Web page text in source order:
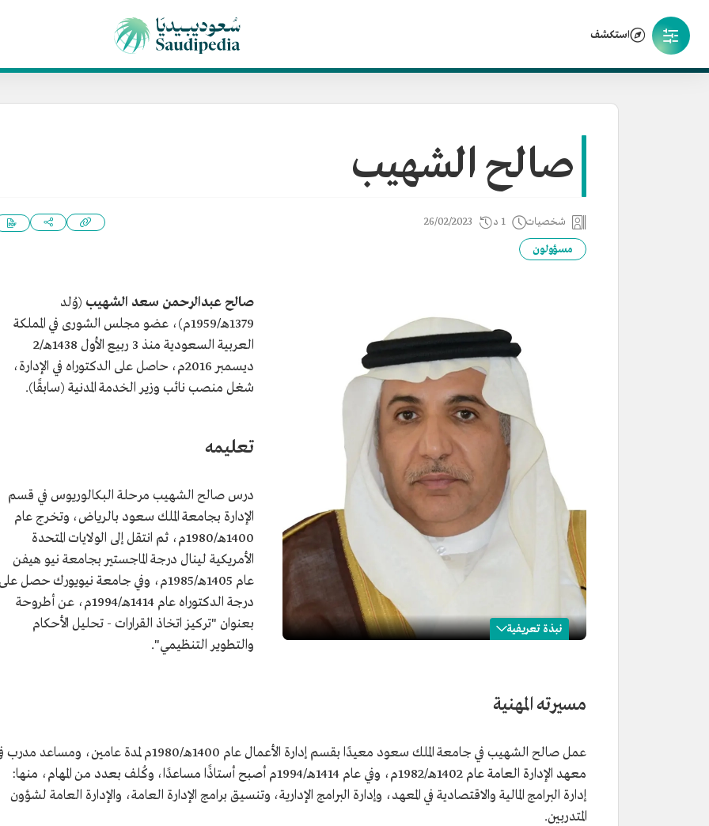
استكشف
صالح الشهيب
شخصيات 1 د 26/02/2023
مسؤولون
نبذة تعريفية
الاسم
تاريخ التعيين
2016م.
تعليمه
بكالوريوس في قسم الإدارة من جامعة الملك
صالح عبدالرحمن سعد الشهيب (وُلد
1379هـ/1959م)، عضو مجلس الشورى في المملكة
العربية السعودية منذ 3 ربيع الأول 1438هـ/2
ديسمبر 2016م، حاصل على الدكتوراه في الإدارة،
شغل منصب نائب وزير الخدمة المدنية (سابقًا).
تعليمه
درس صالح الشهيب مرحلة البكالوريوس في قسم
الإدارة بجامعة الملك سعود بالرياض، وتخرج عام
1400هـ/1980م، ثم انتقل إلى الولايات المتحدة
الأمريكية لينال درجة الماجستير بجامعة نيو هيفن
عام 1405هـ/1985م، وفي جامعة نيويورك حصل
درجة الدكتوراه عام 1414هـ/1994م، عن أطروحة
بعنوان "تركيز اتخاذ القرارات - تحليل الأحكام
والتطوير التنظيمي".
مسيرته المهنية
عمل صالح الشهيب في جامعة الملك سعود معيدًا بقسم إدارة الأعمال عام 1400هـ/1980م لمدة عامين، ومساعد
معهد الإدارة العامة عام 1402هـ/1982م، وفي عام 1414هـ/1994م أصبح أستاذًا مساعدًا، وكُلف بعدد من المهام، منها:
إدارة البرامج المالية والاقتصادية في المعهد، وإدارة البرامج الإدارية، وتنسيق برامج الإدارة العامة، والإدارة العامة لشؤون
المتدربين.